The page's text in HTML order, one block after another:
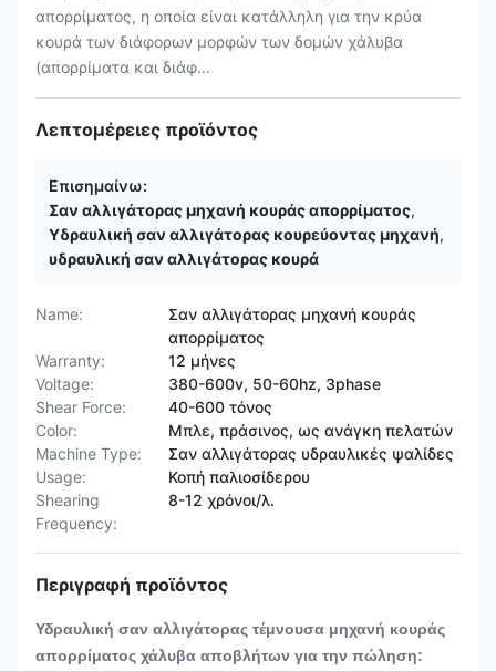
απορρίματος, η οποία είναι κατάλληλη για την κρύα
κουρά των διάφορων μορφών των δομών χάλυβα
(απορρίματα και διάφ...
Λεπτομέρειες προϊόντος
Επισημαίνω:
Σαν αλλιγάτορας μηχανή κουράς απορρίματος,
Υδραυλική σαν αλλιγάτορας κουρεύοντας μηχανή,
υδραυλική σαν αλλιγάτορας κουρά
Name:
Σαν αλλιγάτορας μηχανή κουράς
απορρίματος
Warranty:
12 μήνες
Voltage:
380-600v, 50-60hz, 3phase
Shear Force:
40-600 τόνος
Color:
Μπλε, πράσινος, ως ανάγκη πελατών
Machine Type:
Σαν αλλιγάτορας υδραυλικές ψαλίδες
Usage:
Κοπή παλιοσίδερου
Shearing
Frequency:
8-12 χρόνοι/λ.
Περιγραφή προϊόντος
Υδραυλική σαν αλλιγάτορας τέμνουσα μηχανή κουράς
απορρίματος χάλυβα αποβλήτων για την πώληση: